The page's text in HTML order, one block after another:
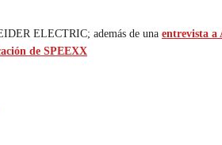
ELECTRIC; además de una entrevista a
de SPEEXX